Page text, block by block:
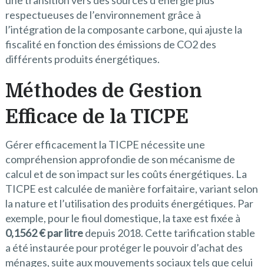
respectueuses de l’environnement grâce à
l’intégration de la composante carbone, qui ajuste la
fiscalité en fonction des émissions de CO2 des
différents produits énergétiques.
Méthodes de Gestion
Efficace de la TICPE
Gérer efficacement la TICPE nécessite une
compréhension approfondie de son mécanisme de
calcul et de son impact sur les coûts énergétiques. La
TICPE est calculée de manière forfaitaire, variant selon
la nature et l’utilisation des produits énergétiques. Par
exemple, pour le fioul domestique, la taxe est fixée à
0,1562 € par litredepuis 2018. Cette tarification stable
a été instaurée pour protéger le pouvoir d’achat des
ménages, suite aux mouvements sociaux tels que celui